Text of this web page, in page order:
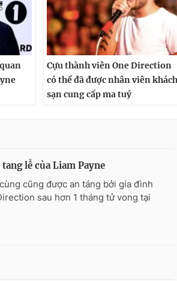
Cựu thành viên One Direction
có thể đã được nhân viên khách
sạn cung cấp ma tuý
lễ của Liam Payne
cũng được an táng bởi gia đình
sau hơn 1 tháng tử vong tại